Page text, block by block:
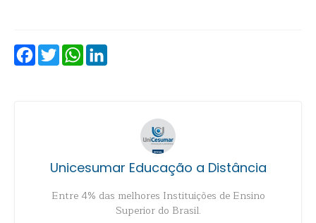
FacebookTwitterWhatsApp
Unicesumar Educação a Distância
Entre 4% das melhores Instituições de Ensino
Superior do Brasil.